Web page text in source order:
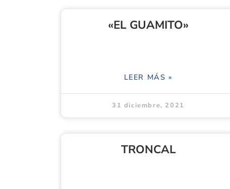
«EL GUAMITO»
LEER MÁS »
31 diciembre, 2021
TRONCAL